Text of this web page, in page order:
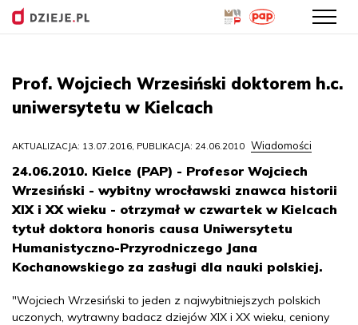
do
Prof. Wojciech Wrzesiński doktorem h.c.
uniwersytetu w Kielcach
AKTUALIZACJA: 13.07.2016, PUBLIKACJA: 24.06.2010 Wiadomości
24.06.2010. Kielce (PAP) - Profesor Wojciech
Wrzesiński - wybitny wrocławski znawca historii
XIX i XX wieku - otrzymał w czwartek w Kielcach
tytuł doktora honoris causa Uniwersytetu
Humanistyczno-Przyrodniczego Jana
Kochanowskiego za zasługi dla nauki polskiej.
"Wojciech Wrzesiński to jeden z najwybitniejszych polskich
uczonych, wytrawny badacz dziejów XIX i XX wieku, ceniony